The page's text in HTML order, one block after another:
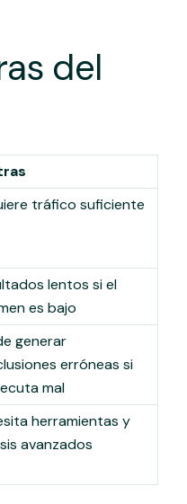
del
tráfico suficiente
lentos si el
es bajo
generar
erróneas si
mal
herramientas y
avanzados